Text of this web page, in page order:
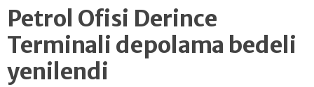
Petrol Ofisi Derince
Terminali depolama bedeli
yenilendi